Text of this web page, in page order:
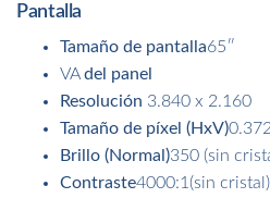
Pantalla
Tamaño de pantalla65″
VAdel panel
Resolución 3.840 x 2.160
Tamaño de píxel (HxV)
Brillo (Normal)350 (sin
Contraste4000:1(sin cristal)